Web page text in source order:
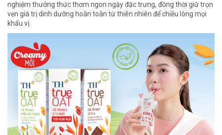
nghiệm thưởng thức thơm ngon ngậy đặc trưng, đồng thời giữ trọn
vẹn giá trị dinh dưỡng hoàn toàn từ thiên nhiên để chiều lòng mọi
khẩu vị.